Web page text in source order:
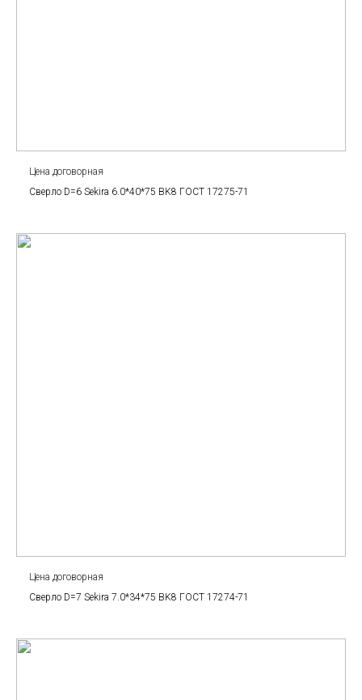
Цена договорная
Сверло D=6 Sekira 6.0*40*75 BK8 ГОСТ 17275-71
Цена договорная
Сверло D=7 Sekira 7.0*34*75 BK8 ГОСТ 17274-71